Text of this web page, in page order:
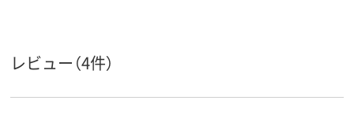
商品環境
スコア
レビュー（4件）